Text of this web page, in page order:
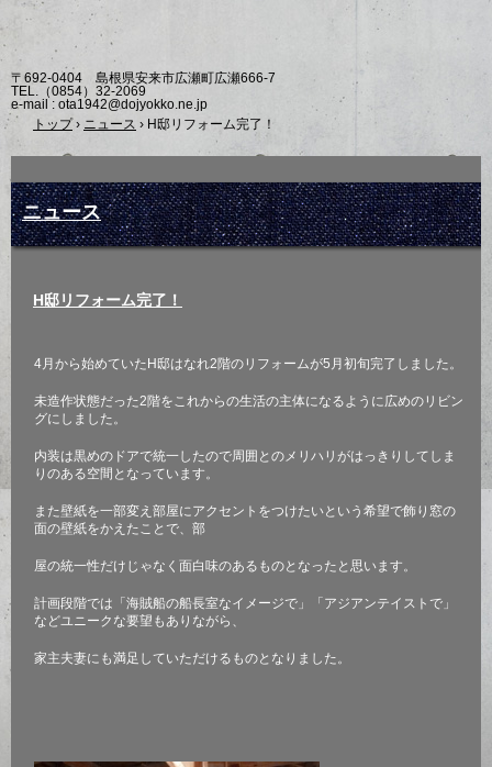
〒692-0404 島根県安来市広瀬町広瀬666-7
TEL. （0854）32-2069
e-mail : ota1942@dojyokko.ne.jp
トップ› ニュース › H邸リフォーム完了！
ニュース
H邸リフォーム完了！
4月から始めていたH邸はなれ2階のリフォームが5月初旬完了しました。
未造作状態だった2階をこれからの生活の主体になるように広めのリビン
グにしました。
内装は黒めのドアで統一したので周囲とのメリハリがはっきりしてしま
りのある空間となっています。
また壁紙を一部変え部屋にアクセントをつけたいという希望で飾り窓の
面の壁紙をかえたことで、部
屋の統一性だけじゃなく面白味のあるものとなったと思います。
計画段階では「海賊船の船長室なイメージで」「アジアンテイストで」
などユニークな要望もありながら、
家主夫妻にも満足していただけるものとなりました。